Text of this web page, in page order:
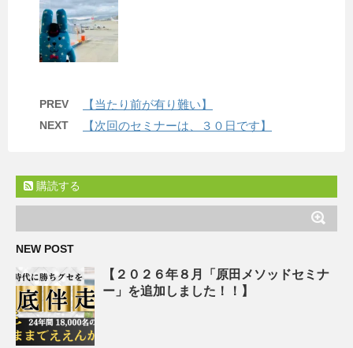
PREV 【当たり前が有り難い】
NEXT 【次回のセミナーは、３０日です】
購読する
NEW POST
【２０２６年８月「原田メソッドセミナ
ー」を追加しました！！】